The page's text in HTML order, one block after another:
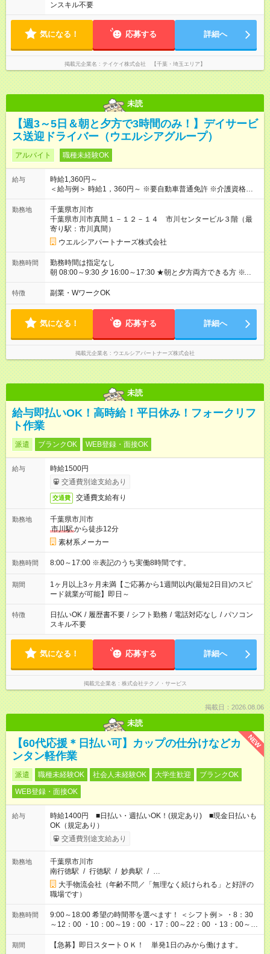
ンスキル不要
気になる！ 応募する 詳細へ
掲載元企業名 テイケイ株式会社 【千葉・埼玉エリア】
未読
【週3～5日＆朝と夕方で3時間のみ！】デイサービ
ス送迎ドライバー（ウエルシアグループ）
アルバイト 職種未経験OK
給与
時給1,360円～
＜給与例＞ 時給1，360円～ ※要自動車普通免許 ※介護資格不問
〇固定残業なし （残業代別途全額支給） ※交通費の支給はあり
ません。 【試用期間】試用期間なし
勤務地
千葉県市川市
千葉県市川市真間１－１２－１４ 市川センタービル３階（最
寄り駅：市川真間）
ウエルシアパートナーズ株式会社
勤務時間
勤務時間は指定なし
朝 08:00～9:30 夕 16:00～17:30 ★朝と夕方両方できる方 ※交通
事情などにより、 時間は多少前後します。 ----------------------------
- 月～土曜の中、週3～5日 （シフト制） ※土曜の勤務は必須に
特徴 副業・WワークOK
気になる！ 応募する 詳細へ
掲載元企業名 ウエルシアパートナーズ株式会社
未読
給与即払いOK！高時給！平日休み！フォークリフ
ト作業
派遣 ブランクOK WEB登録・面接OK
給与
時給1500円
交通費別途支給あり
交通費 交通費支給有り
勤務地
千葉県市川市
市川駅から徒歩12分
素材系メーカー
勤務時間 8:00～17:00 ※表記のうち実働8時間です。
期間
1ヶ月以上3ヶ月未満【ご応募から1週間以内(最短2日目)のスピ
ード就業が可能】即日～
特徴 日払いOK / 履歴書不要 / シフト勤務 / 電話対応なし / パソコン
スキル不要
気になる！ 応募する 詳細へ
掲載元企業名 株式会社テクノ・サービス
掲載日：2026.08.06
未読
NEW
【60代応援＊日払い可】カップの仕分けなどカ
ンタン軽作業
派遣 職種未経験OK 社会人未経験OK 大学生歓迎
ブランクOK
WEB登録・面接OK
給与
時給1400円 ■日払い・週払いOK！(規定あり) ■現金日払いも
OK（規定あり）
交通費別途支給あり
勤務地
千葉県市川市
南行徳駅 / 行徳駅 / 妙典駅 / …
大手物流会社（年齢不問／「無理なく続けられる」と好評の
職場です）
勤務時間
9:00～18:00 希望の時間帯を選べます！ ＜シフト例＞ ・8：30
～12：00 ・10：00～19：00 ・17：00～22：00 ・13：00～
22：00 ・22：00～翌6：00 など
期間 【急募】即日スタートＯＫ！ 単発1日のみから働けます。